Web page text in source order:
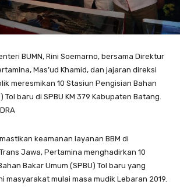
BUMN, Rini Soemarno, bersama Direktur
Mas’ud Khamid, dan jajaran direksi
meresmikan 10 Stasiun Pengisian Bahan
Tol baru di SPBU KM 379 Kabupaten Batang.
keamanan layanan BBM di
Jawa, Pertamina menghadirkan 10
Bakar Umum (SPBU) Tol baru yang
masyarakat mulai masa mudik Lebaran 2019.